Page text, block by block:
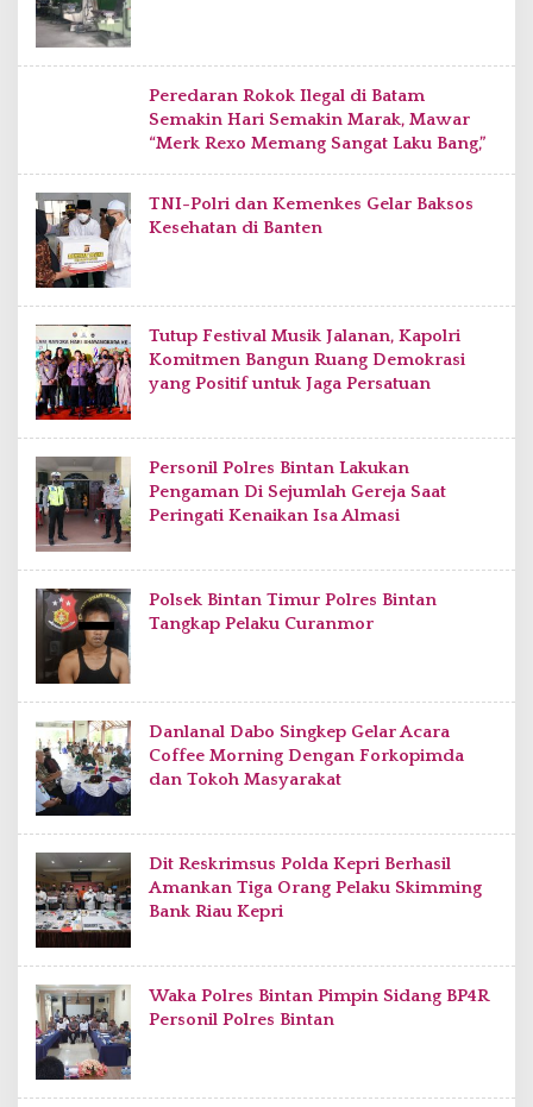
Peredaran Rokok Ilegal di Batam
Semakin Hari Semakin Marak, Mawar
“Merk Rexo Memang Sangat Laku Bang,”
TNI-Polri dan Kemenkes Gelar Baksos
Kesehatan di Banten
Tutup Festival Musik Jalanan, Kapolri
Komitmen Bangun Ruang Demokrasi
yang Positif untuk Jaga Persatuan
Personil Polres Bintan Lakukan
Pengaman Di Sejumlah Gereja Saat
Peringati Kenaikan Isa Almasi
Polsek Bintan Timur Polres Bintan
Tangkap Pelaku Curanmor
Danlanal Dabo Singkep Gelar Acara
Coffee Morning Dengan Forkopimda
dan Tokoh Masyarakat
Dit Reskrimsus Polda Kepri Berhasil
Amankan Tiga Orang Pelaku Skimming
Bank Riau Kepri
Waka Polres Bintan Pimpin Sidang BP4R
Personil Polres Bintan